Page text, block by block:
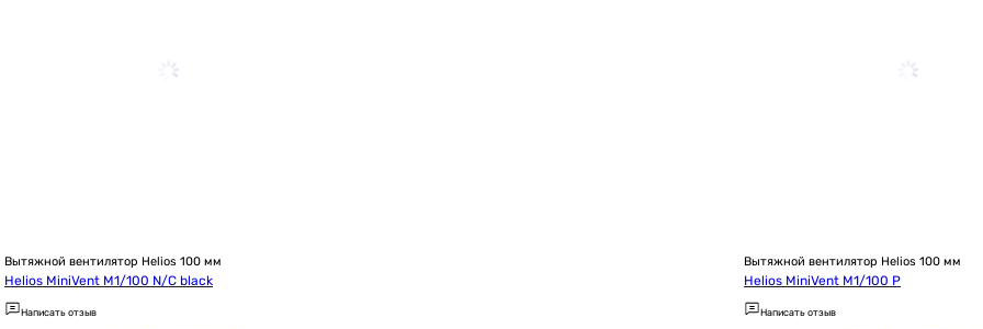
Вытяжной вентилятор Helios 100 мм
Helios MiniVent M1/100 N/C black
Написать отзыв
Вытяжной вентилятор Helios 100 мм
Helios MiniVent M1/100 P
Написать отзыв